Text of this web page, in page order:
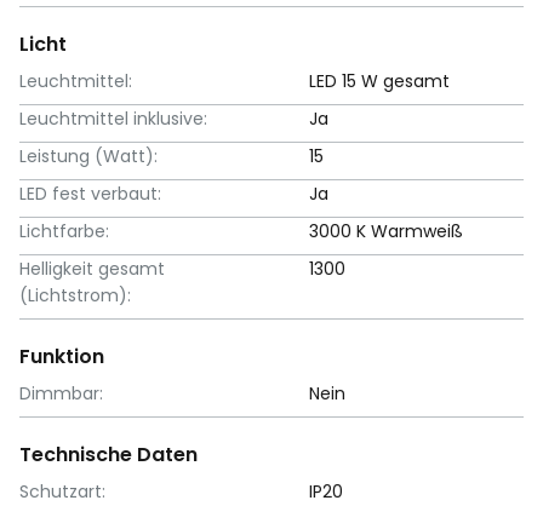
Licht
Leuchtmittel:
LED 15 W gesamt
Leuchtmittel inklusive:
Ja
Leistung (Watt):
15
LED fest verbaut:
Ja
Lichtfarbe:
3000 K Warmweiß
Helligkeit gesamt
(Lichtstrom):
1300
Funktion
Dimmbar: Nein
Technische Daten
Schutzart: IP20